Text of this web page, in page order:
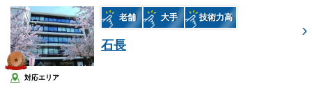
老舗 大手 技術力高
石長
対応エリア